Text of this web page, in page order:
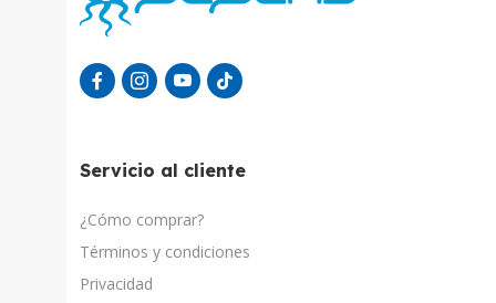
Servicio al cliente
¿Cómo comprar?
Términos y condiciones
Privacidad